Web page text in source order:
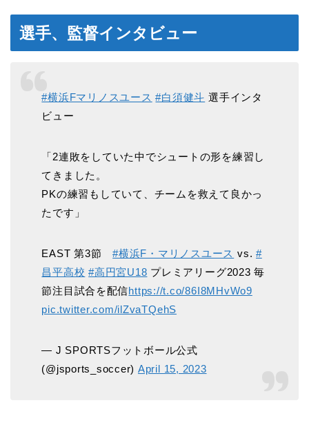
選手、監督インタビュー
#横浜Fマリノスユース #白須健斗 選手インタ
ビュー
「2連敗をしていた中でシュートの形を練習し
てきました。
PKの練習もしていて、チームを救えて良かっ
たです」
EAST 第3節#横浜F・マリノスユース vs.#
昌平高校 #高円宮U18 プレミアリーグ2023 毎
節注目試合を配信https://t.co/86I8MHvWo9
pic.twitter.com/ilZvaTQehS
— J SPORTSフットボール公式
(@jsports_soccer) April 15, 2023